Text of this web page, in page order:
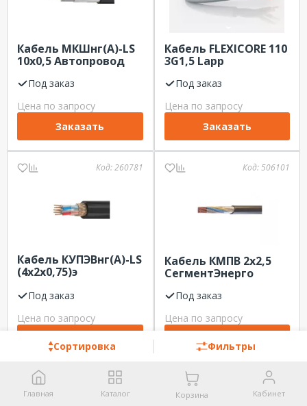
Сортировка Фильтры
Кабель МКШнг(А)-LS
10х0,5 Автопровод
Под заказ
Цена по запросу
Заказать
Кабель FLEXICORE 110
3G1,5 Lapp
Под заказ
Цена по запросу
Заказать
Код:260781
Кабель КУПЭВнг(А)-LS
(4х2х0,75)э
Под заказ
Цена по запросу
Код:506101
Кабель КМПВ 2х2,5
СегментЭнерго
Под заказ
Цена по запросу
Заказать
Код:563721 282241
Главная Каталог Корзина Кабинет